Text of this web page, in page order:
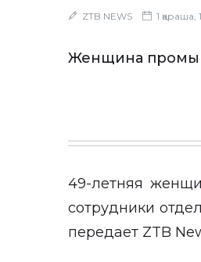
ZTB NEWS 1 қараша,
Женщина
49-летняя
сотрудники
передает ZTB